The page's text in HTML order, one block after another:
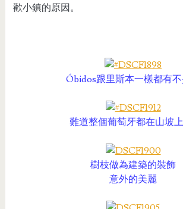
歡小鎮的原因。
Óbidos跟里斯本一樣都有
難道整個葡萄牙都在山坡
樹枝做為建築的裝飾
意外的美麗